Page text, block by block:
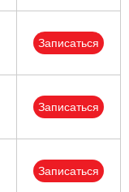
Записаться
Записаться
Записаться